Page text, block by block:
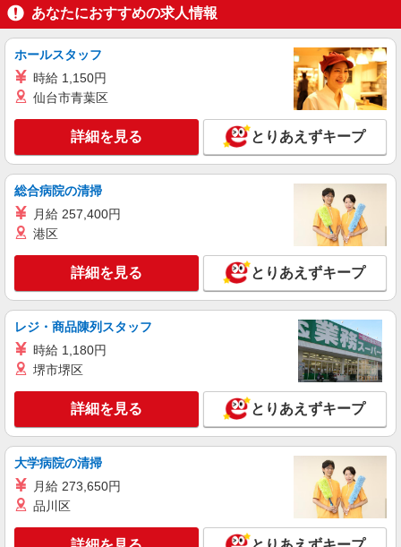
通費全支給(ガソリン代含む)＞
名張市内で多数
キープ 詳細を見る
株式会社kotrio /●NR-H-1877824
≪名張駅≫高級シニアマンションで見回り/生
活相談など
時給1500円〜2125円 ＜日払い有/週払い有/交
キープ 詳細を見る
株式会社kotrio /●NR-H-2021560
名張市＊グループホームSTAFF＊生活のサポ
時給1500円〜2125円 ＜日払い有/週払い有/交
通費全支給(ガソリン代含む)＞
名張市内で多数
キープ 詳細を見る
派遣社員
≪名張市≫介護の現場で心を燃やせ！！！デイ
あなたにおすすめの求人情報
ホールスタッフ
時給 1,150円
仙台市青葉区
詳細を見る とりあえずキープ
総合病院の清掃
月給 257,400円
港区
詳細を見る とりあえずキープ
レジ・商品陳列スタッフ
時給 1,180円
堺市堺区
詳細を見る とりあえずキープ
大学病院の清掃
月給 273,650円
品川区